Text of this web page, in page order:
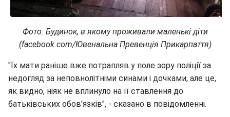
Фото: Будинок, в якому проживали маленькі діти
(facebook.com/Ювенальна Превенція Прикарпаття)
"Їх мати раніше вже потрапляв у поле зору поліції за
недогляд за неповнолітніми синами і дочками, але це,
як видно, ніяк не вплинуло на її ставлення до
батьківських обов'язків", - сказано в повідомленні.